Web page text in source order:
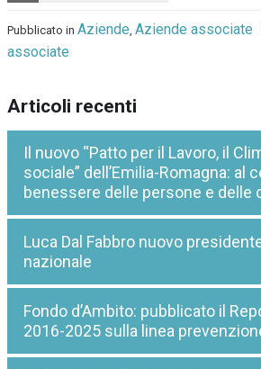
Pubblicato in Aziende Aziende associate
associate
Articoli recenti
Il nuovo “Patto per il Lavoro, il
sociale” dell’Emilia-Romagna: al
benessere delle persone e delle
Luca Dal Fabbro nuovo
nazionale
Fondo d’Ambito: pubblicato il
2016-2025 sulla linea